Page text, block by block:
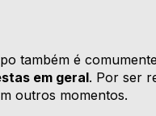
também é
em geral. Por ser
outros momentos.